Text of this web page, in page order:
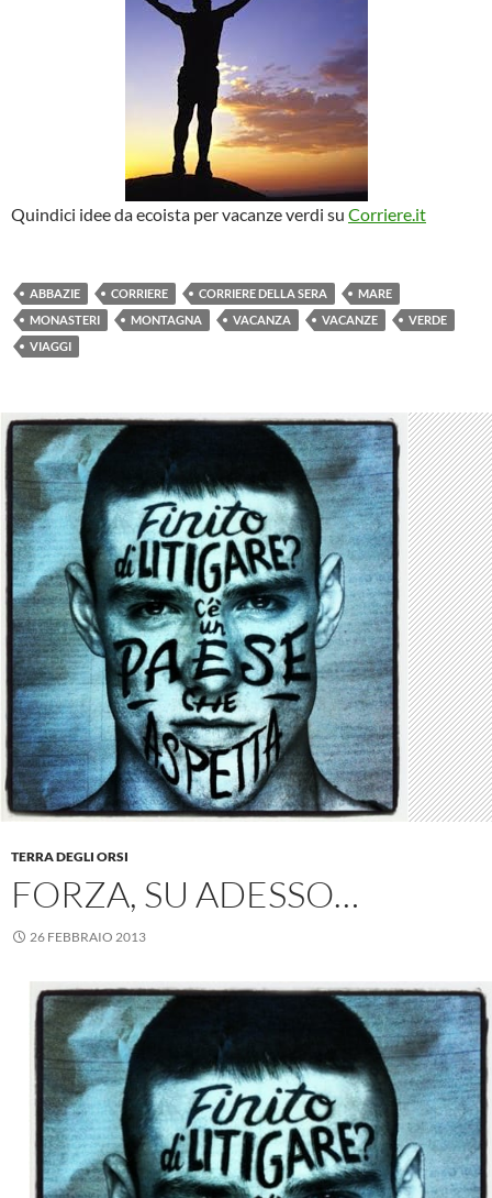
Quindici idee da ecoista per vacanze verdi su Corriere.it
ABBAZIE CORRIERE CORRIERE DELLA SERA
MARE
MONASTERI
MONTAGNA VACANZA VACANZE
VERDE
VIAGGI
TERRA DEGLI ORSI
FORZA, SU ADESSO…
26 FEBBRAIO 2013